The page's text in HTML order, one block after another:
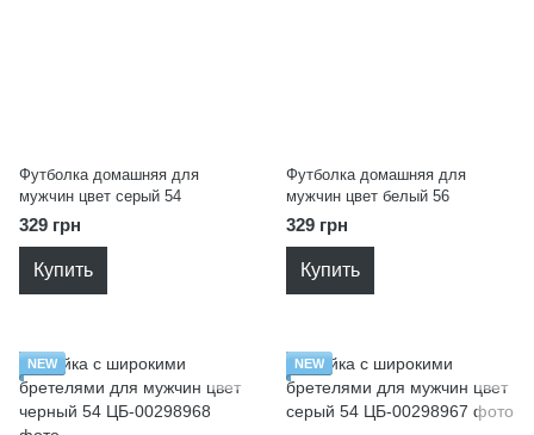
Футболка домашняя для
мужчин цвет серый 54
329 грн
Купить
Футболка домашняя для
мужчин цвет белый 56
329 грн
Купить
NEW NEW